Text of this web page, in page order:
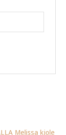
Den
Den